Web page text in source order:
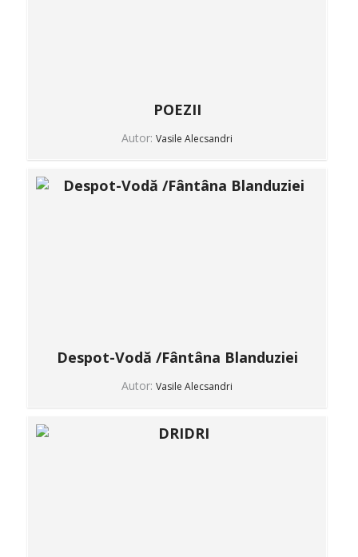
POEZII
Autor: Vasile Alecsandri
Despot-Vodă /Fântâna Blanduziei
Autor: Vasile Alecsandri